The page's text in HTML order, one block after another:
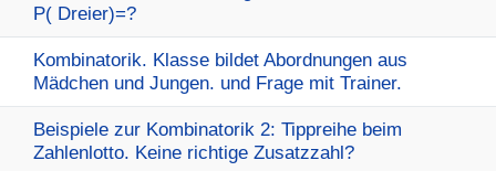
P( Dreier)=?
Kombinatorik. Klasse bildet Abordnungen aus
Mädchen und Jungen. und Frage mit Trainer.
Beispiele zur Kombinatorik 2: Tippreihe beim
Zahlenlotto. Keine richtige Zusatzzahl?